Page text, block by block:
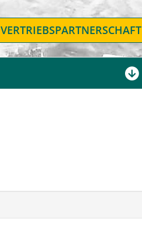
VERTRIEBSPARTNERSCHAFT